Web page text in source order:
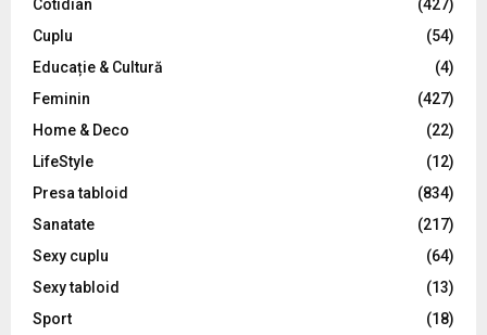
:
C
Cotidian
(427)
Cuplu
(54)
Educație & Cultură
(4)
Feminin
(427)
Home & Deco
(22)
LifeStyle
(12)
Presa tabloid
(834)
Sanatate
(217)
Sexy cuplu
(64)
Sexy tabloid
(13)
Sport
(18)